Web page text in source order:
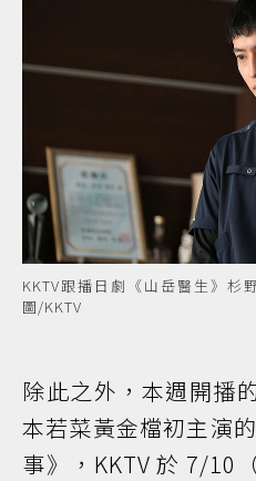
KKTV跟播日劇《山岳醫生》杉
圖/KKTV
除此之外，本週開播
本若菜黃金檔初主演
事》，KKTV 於 7/10